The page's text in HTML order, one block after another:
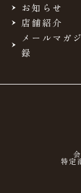
お知らせ
店舗紹介
メールマガ
録
特定